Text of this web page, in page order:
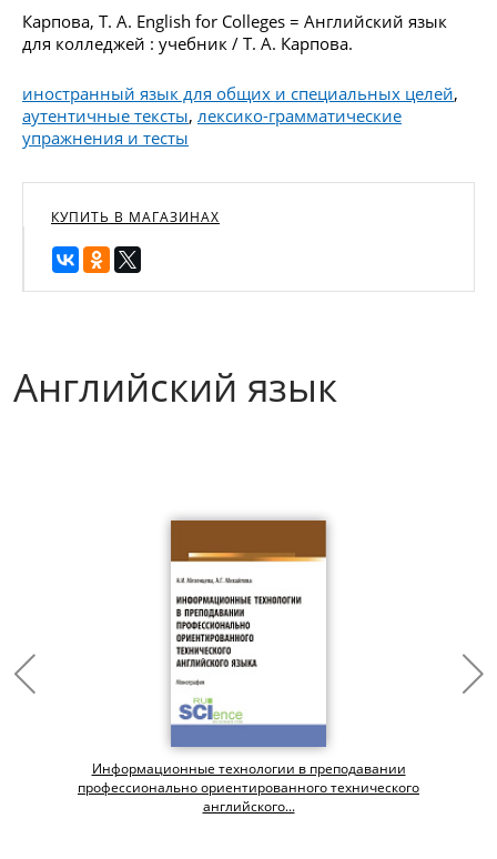
Карпова, Т. А. English for Colleges = Английский язык
для колледжей : учебник / Т. А. Карпова.
иностранный язык для общих и специальных целей,
аутентичные тексты, лексико-грамматические
упражнения и тесты
КУПИТЬ В МАГАЗИНАХ
Английский язык
Информационные технологии в преподавании
профессионально ориентированного технического
английского...